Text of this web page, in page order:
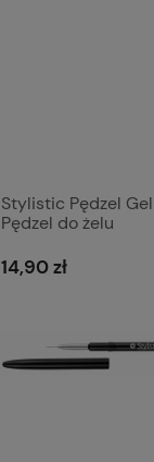
Stylistic Pędzel
Pędzel do żelu
14,90 zł